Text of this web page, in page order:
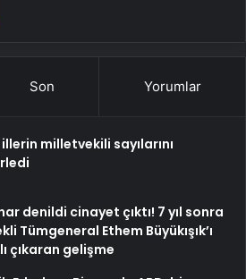
Son Yorumlar
illerin milletvekili sayılarını
denildi cinayet çıktı! 7 yıl sonra
Tümgeneral Ethem Büyükışık’ı
çıkaran gelişme